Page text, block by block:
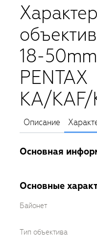
18-
PENTAX
KA/KAF/
Описание
Основная
Основные
Байонет
Тип объектива